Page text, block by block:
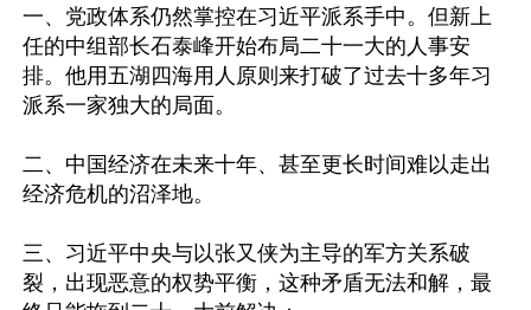
一、党政体系仍然掌控在习近平派系手中。但新上
任的中组部长石泰峰开始布局二十一大的人事安
排。他用五湖四海用人原则来打破了过去十多年习
派系一家独大的局面。
二、中国经济在未来十年、甚至更长时间难以走出
经济危机的沼泽地。
三、习近平中央与以张又侠为主导的军方关系破
裂，出现恶意的权势平衡，这种矛盾无法和解，最